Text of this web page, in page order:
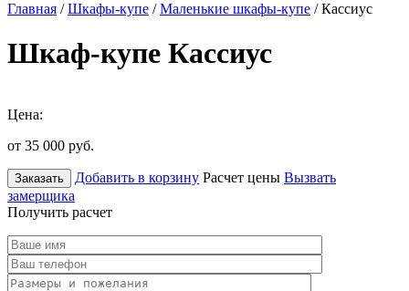
Главная /Шкафы-купе /Маленькие шкафы-купе / Кассиус
Шкаф-купе Кассиус
Цена:
от 35 000 руб.
Заказать Добавить в корзину Расчет цены Вызвать
замерщика
Получить расчет